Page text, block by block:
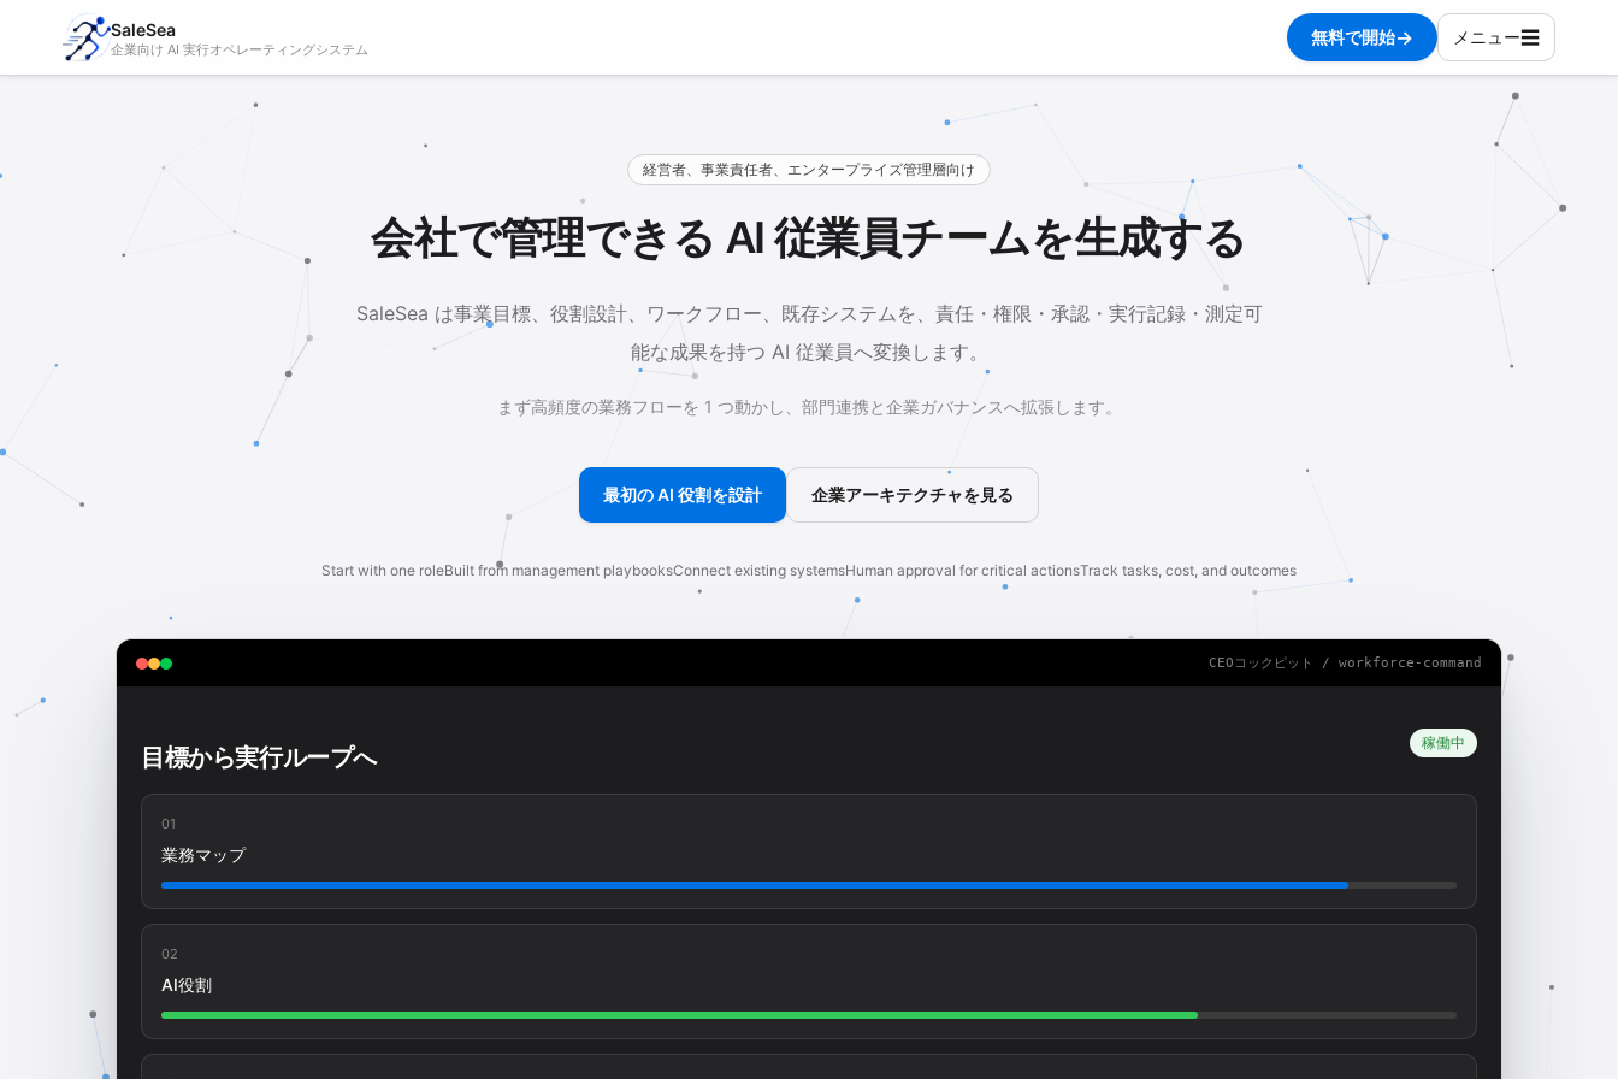
SaleSea
企業向け AI 実行オペレーティングシステム
無料で開始→ メニュー☰
経営者、事業責任者、エンタープライズ管理層向け
会社で管理できる AI 従業員チームを生成する
SaleSea は事業目標、役割設計、ワークフロー、既存システムを、責任・権限・承認・実行記録・測定可
能な成果を持つ AI 従業員へ変換します。
まず高頻度の業務フローを 1 つ動かし、部門連携と企業ガバナンスへ拡張します。
最初の AI 役割を設計 企業アーキテクチャを見る
Start with one roleBuilt from management playbooksConnect existing systemsHuman approval for critical actionsTrack tasks, cost, and outcomes
CEOコックピット / workforce-command
目標から実行ループへ
稼働中
01
業務マップ
02
AI役割